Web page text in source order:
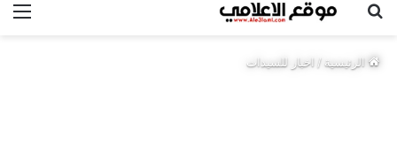
بحث عن
الرئيسية/ اخبار للسيدات